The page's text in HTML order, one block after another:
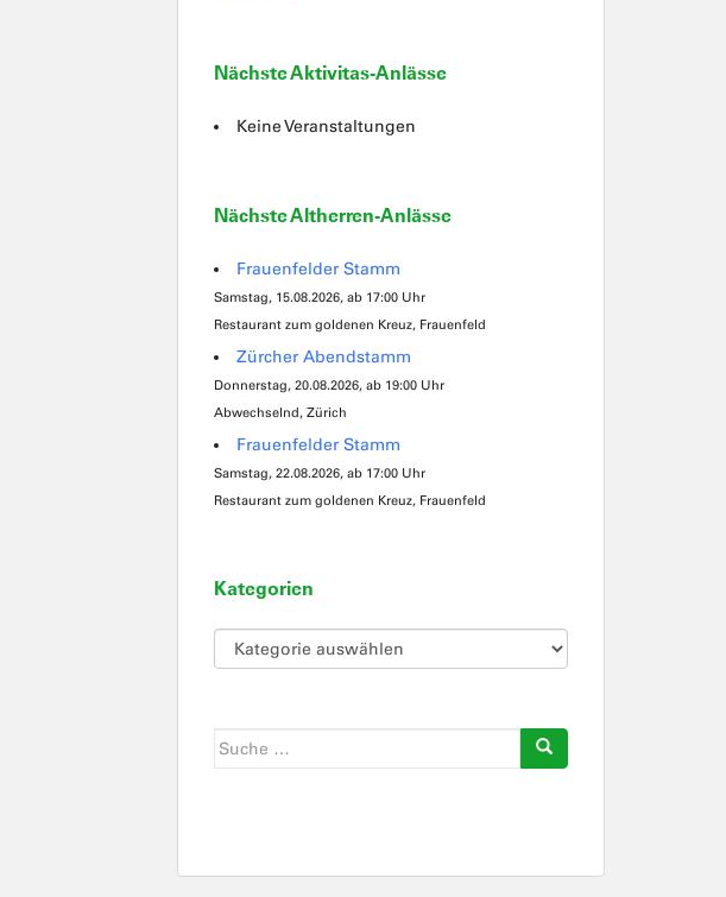
Nächste Aktivitas-Anlässe
Keine Veranstaltungen
Nächste Altherren-Anlässe
Frauenfelder Stamm
Samstag, 15.08.2026, ab 17:00 Uhr
Restaurant zum goldenen Kreuz, Frauenfeld
Zürcher Abendstamm
Donnerstag, 20.08.2026, ab 19:00 Uhr
Abwechselnd, Zürich
Frauenfelder Stamm
Samstag, 22.08.2026, ab 17:00 Uhr
Restaurant zum goldenen Kreuz, Frauenfeld
Kategorien
Kategorien
Suche